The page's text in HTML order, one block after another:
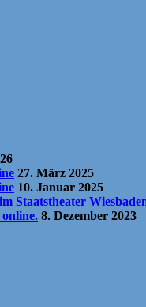
27. März 2025
10. Januar 2025
Staatstheater
8. Dezember 2023